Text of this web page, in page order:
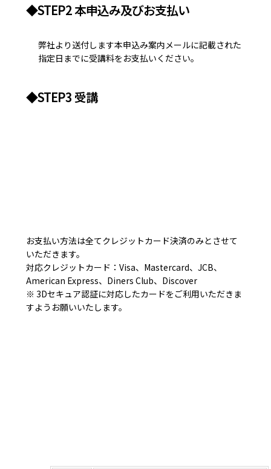
◆STEP2 本申込み及びお支払い
弊社より送付します本申込み案内メールに記載された
指定日までに受講料をお支払いください。
◆STEP3 受講
お支払い方法は全てクレジットカード決済のみとさせて
いただきます。
対応クレジットカード：Visa、Mastercard、JCB、
American Express、Diners Club、Discover
※ 3Dセキュア認証に対応したカードをご利用いただきま
すようお願いいたします。